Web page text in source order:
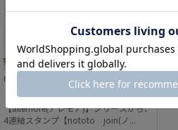
nototo join (ノトト ジョイン)
【allemore(アレモア)】シリーズから、
4連結スタンプ【nototo join(ノ...